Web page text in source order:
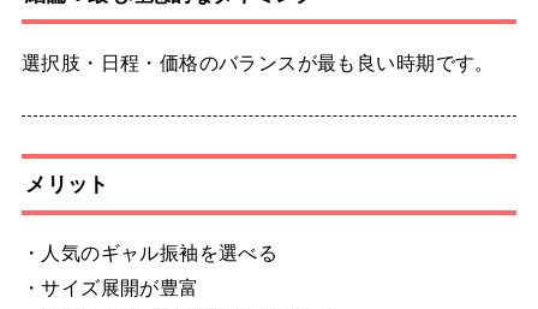
選択肢・日程・価格のバランスが最も良い時期です。
メリット
・人気のギャル振袖を選べる
・サイズ展開が豊富